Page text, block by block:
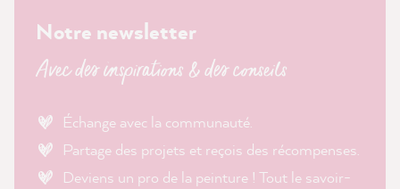
Notre newsletter
Avec des inspirations & des conseils
Échange avec la communauté.
Partage des projets et reçois des récompenses.
Deviens un pro de la peinture ! Tout le savoir-